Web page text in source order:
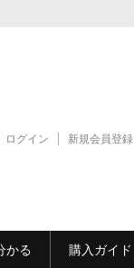
ログイン 新規会員登録
かる 購入ガイド